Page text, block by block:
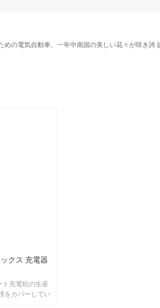
の電気自動車、一年中南国の美しい花々が咲き誇
クス 充電器
ト充電杭の生産
をカバーしてい